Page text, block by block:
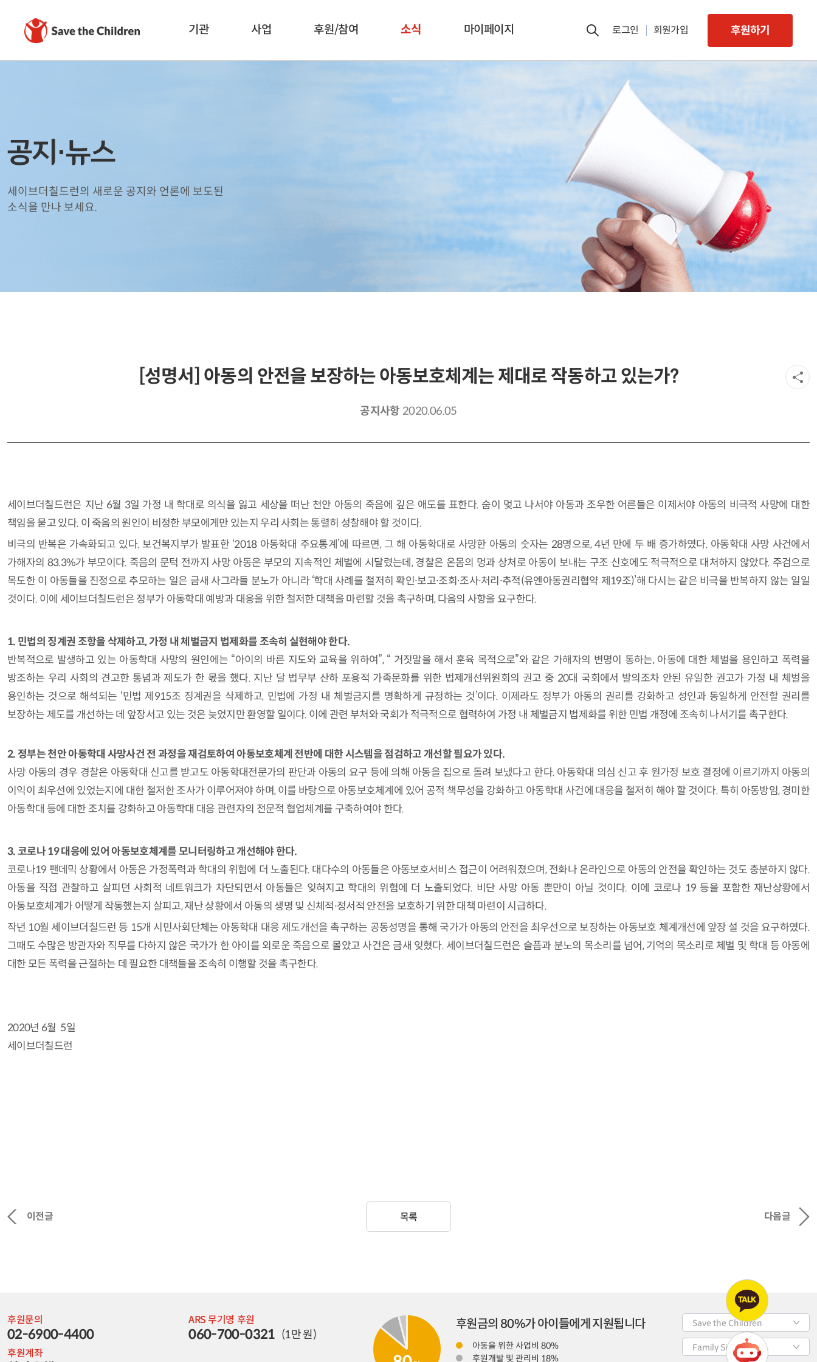
기관 사업 후원/참여 소식 마이페이지 로그인 회원가입 후원하기
공지·뉴스
세이브더칠드런의 새로운 공지와 언론에 보도된
소식을 만나 보세요.
[성명서] 아동의 안전을 보장하는 아동보호체계는 제대로 작동하고 있는가?
공지사항 2020.06.05
세이브더칠드런은 지난 6월 3일 가정 내 학대로 의식을 잃고 세상을 떠난 천안 아동의 죽음에 깊은 애도를 표한다. 숨이 멎고 나서야 아동과 조우한 어른들은 이제서야 아동의 비극적 사망에 대한
책임을 묻고 있다. 이 죽음의 원인이 비정한 부모에게만 있는지 우리 사회는 통렬히 성찰해야 할 것이다.
비극의 반복은 가속화되고 있다. 보건복지부가 발표한 ‘2018 아동학대 주요통계’에 따르면, 그 해 아동학대로 사망한 아동의 숫자는 28명으로, 4년 만에 두 배 증가하였다. 아동학대 사망 사건에서
가해자의 83.3%가 부모이다. 죽음의 문턱 전까지 사망 아동은 부모의 지속적인 체벌에 시달렸는데, 경찰은 온몸의 멍과 상처로 아동이 보내는 구조 신호에도 적극적으로 대처하지 않았다. 주검으로
목도한 이 아동들을 진정으로 추모하는 일은 금새 사그라들 분노가 아니라 ‘학대 사례를 철저히 확인∙보고∙조회∙조사∙처리∙추적(유엔아동권리협약 제19조)’해 다시는 같은 비극을 반복하지 않는 일일
것이다. 이에 세이브더칠드런은 정부가 아동학대 예방과 대응을 위한 철저한 대책을 마련할 것을 촉구하며, 다음의 사항을 요구한다.
1. 민법의 징계권 조항을 삭제하고, 가정 내 체벌금지 법제화를 조속히 실현해야 한다.
반복적으로 발생하고 있는 아동학대 사망의 원인에는 “아이의 바른 지도와 교육을 위하여”, “ 거짓말을 해서 훈육 목적으로”와 같은 가해자의 변명이 통하는, 아동에 대한 체벌을 용인하고 폭력을
방조하는 우리 사회의 견고한 통념과 제도가 한 몫을 했다. 지난 달 법무부 산하 포용적 가족문화를 위한 법제개선위원회의 권고 중 20대 국회에서 발의조차 안된 유일한 권고가 가정 내 체벌을
용인하는 것으로 해석되는 ‘민법 제915조 징계권을 삭제하고, 민법에 가정 내 체벌금지를 명확하게 규정하는 것’이다. 이제라도 정부가 아동의 권리를 강화하고 성인과 동일하게 안전할 권리를
보장하는 제도를 개선하는 데 앞장서고 있는 것은 늦었지만 환영할 일이다. 이에 관련 부처와 국회가 적극적으로 협력하여 가정 내 체벌금지 법제화를 위한 민법 개정에 조속히 나서기를 촉구한다.
2. 정부는 천안 아동학대 사망사건 전 과정을 재검토하여 아동보호체계 전반에 대한 시스템을 점검하고 개선할 필요가 있다.
사망 아동의 경우 경찰은 아동학대 신고를 받고도 아동학대전문가의 판단과 아동의 요구 등에 의해 아동을 집으로 돌려 보냈다고 한다. 아동학대 의심 신고 후 원가정 보호 결정에 이르기까지 아동의
이익이 최우선에 있었는지에 대한 철저한 조사가 이루어져야 하며, 이를 바탕으로 아동보호체계에 있어 공적 책무성을 강화하고 아동학대 사건에 대응을 철저히 해야 할 것이다. 특히 아동방임, 경미한
아동학대 등에 대한 조치를 강화하고 아동학대 대응 관련자의 전문적 협업체계를 구축하여야 한다.
3. 코로나 19 대응에 있어 아동보호체계를 모니터링하고 개선해야 한다.
코로나19 팬데믹 상황에서 아동은 가정폭력과 학대의 위험에 더 노출된다. 대다수의 아동들은 아동보호서비스 접근이 어려워졌으며, 전화나 온라인으로 아동의 안전을 확인하는 것도 충분하지 않다.
아동을 직접 관찰하고 살피던 사회적 네트워크가 차단되면서 아동들은 잊혀지고 학대의 위험에 더 노출되었다. 비단 사망 아동 뿐만이 아닐 것이다. 이에 코로나 19 등을 포함한 재난상황에서
아동보호체계가 어떻게 작동했는지 살피고, 재난 상황에서 아동의 생명 및 신체적∙정서적 안전을 보호하기 위한 대책 마련이 시급하다.
작년 10월 세이브더칠드런 등 15개 시민사회단체는 아동학대 대응 제도개선을 촉구하는 공동성명을 통해 국가가 아동의 안전을 최우선으로 보장하는 아동보호 체계개선에 앞장 설 것을 요구하였다.
그때도 수많은 방관자와 직무를 다하지 않은 국가가 한 아이를 외로운 죽음으로 몰았고 사건은 금새 잊혔다. 세이브더칠드런은 슬픔과 분노의 목소리를 넘어, 기억의 목소리로 체벌 및 학대 등 아동에
대한 모든 폭력을 근절하는 데 필요한 대책들을 조속히 이행할 것을 촉구한다.
2020년 6월 5일
세이브더칠드런
이전글 목록 다음글
후원문의
02-6900-4400
ARS 무기명 후원
060-700-0321 (1만 원)
후원계좌
후원금의 80%가 아이들에게 지원됩니다
아동을 위한 사업비 80%
후원개발 및 관리비 18%
Save the Children
Family Site